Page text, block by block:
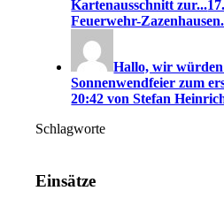
Kartenausschnitt zur...
Feuerwehr-
Hallo, wir würden
Sonnenwendfeier zum
20:42 von Stefan
Schlagworte
Einsätze